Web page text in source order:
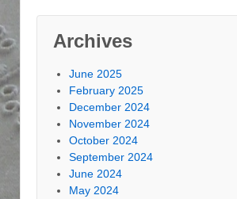
Archives
June 2025
February 2025
December 2024
November 2024
October 2024
September 2024
June 2024
May 2024